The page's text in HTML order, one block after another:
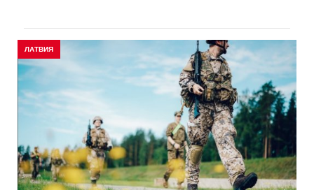
ЛАТВИЯ